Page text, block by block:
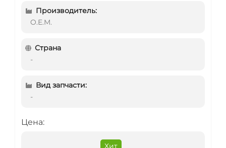
Производитель:
O.E.M.
Страна
-
Вид запчасти:
-
Цена:
Хит